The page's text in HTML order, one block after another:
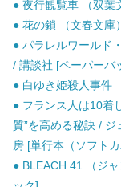
● 夜行観覧車 （双葉
● 花の鎖 （文春文庫
● パラレルワールド
/ 講談社 [ペーパーバ
● 白ゆき姫殺人事件
● フランス人は10着
質”を高める秘訣 /
房 [単行本（ソフト
● BLEACH 41 （ジ